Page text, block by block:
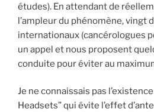
études). En attendant de
l’ampleur du phénomène, vingt
internationaux (cancérologues
un appel et nous proposent
conduite pour éviter au
Je ne connaissais pas
Headsets” qui évite l’effet